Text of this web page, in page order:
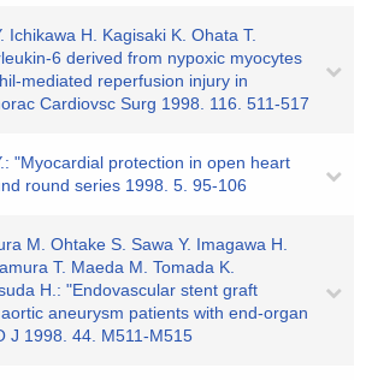
Ichikawa H. Kagisaki K. Ohata T.
6 derived from nypoxic myocytes
mediated reperfusion injury in
Cardiovsc Surg 1998. 116. 511-517
"Myocardial protection in open heart
round series 1998. 5. 95-106
M. Ohtake S. Sawa Y. Imagawa H.
T. Maeda M. Tomada K.
H.: "Endovascular stent graft
aneurysm patients with end-organ
J 1998. 44. M511-M515